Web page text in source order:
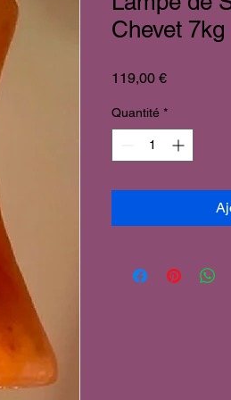
Chevet 7kg
119,00 €Prix
Quantité *